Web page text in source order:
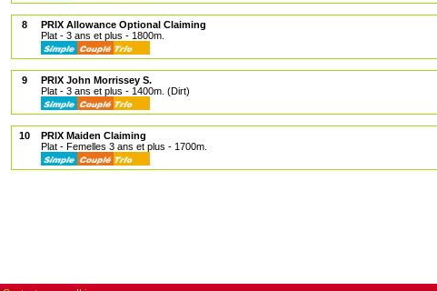
8
PRIX Allowance Optional Claiming
Plat - 3 ans et plus - 1800m.
9
PRIX John Morrissey S.
Plat - 3 ans et plus - 1400m. (Dirt)
10
PRIX Maiden Claiming
Plat - Femelles 3 ans et plus - 1700m.